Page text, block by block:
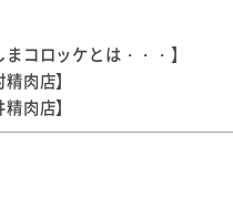
まコロッケとは・・・】
精肉店】
精肉店】